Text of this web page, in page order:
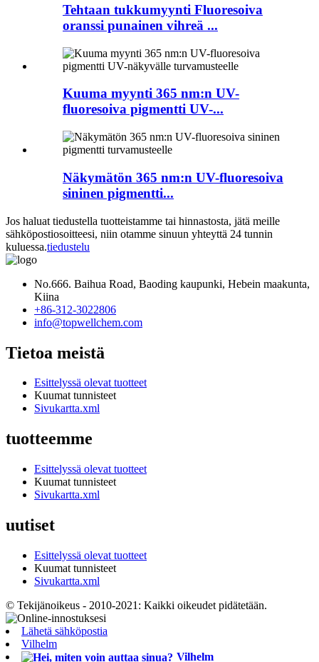
Tehtaan tukkumyynti Fluoresoiva
oranssi punainen vihreä ...
Kuuma myynti 365 nm:n UV-
fluoresoiva pigmentti UV-...
Näkymätön 365 nm:n UV-fluoresoiva
sininen pigmentti...
Jos haluat tiedustella tuotteistamme tai hinnastosta, jätä meille
sähköpostiosoitteesi, niin otamme sinuun yhteyttä 24 tunnin
kuluessa.tiedustelu
No.666. Baihua Road, Baoding kaupunki, Hebein maakunta,
Kiina
+86-312-3022806
info@topwellchem.com
Tietoa meistä
Esittelyssä olevat tuotteet
Kuumat tunnisteet
Sivukartta.xml
tuotteemme
Esittelyssä olevat tuotteet
Kuumat tunnisteet
Sivukartta.xml
uutiset
Esittelyssä olevat tuotteet
Kuumat tunnisteet
Sivukartta.xml
© Tekijänoikeus - 2010-2021: Kaikki oikeudet pidätetään.
Lähetä sähköpostia
Vilhelm
Vilhelm